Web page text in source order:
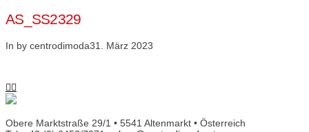
AS_SS2329
In by centrodimoda31. März 2023
Obere Marktstraße 29/1 • 5541 Altenmarkt • Österreich